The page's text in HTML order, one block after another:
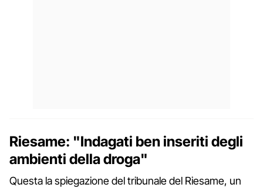
Riesame: "Indagati ben inseriti degli
ambienti della droga"
Questa la spiegazione del tribunale del Riesame, un